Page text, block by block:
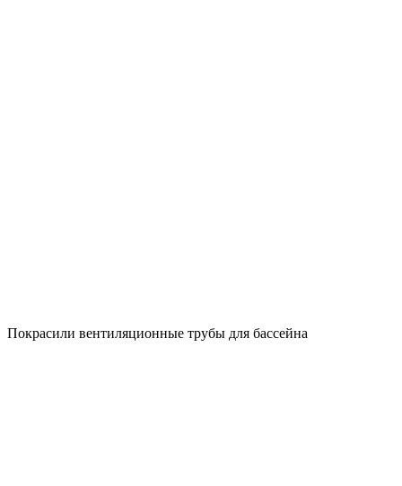
Покрасили вентиляционные трубы для бассейна